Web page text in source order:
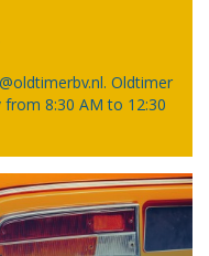
Oldtimer
8:30 AM to 12:30